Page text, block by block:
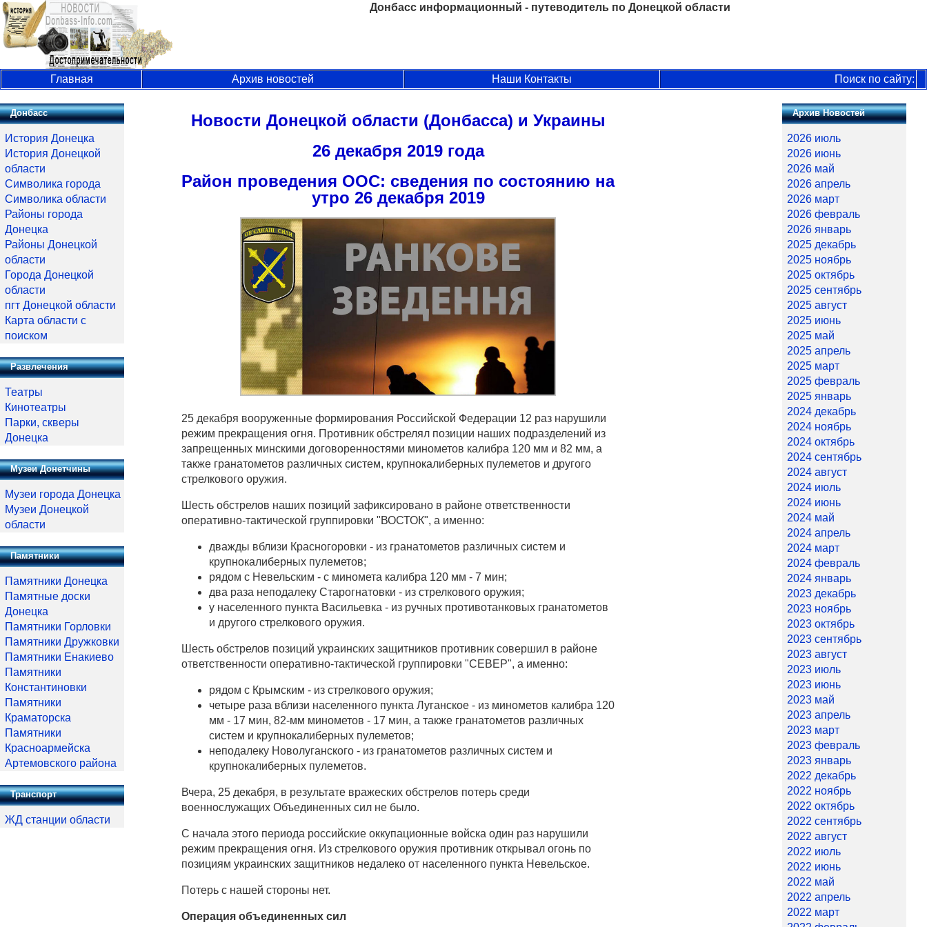
Донбасс информационный - путеводитель по Донецкой области
Главная Архив новостей Наши Контакты Поиск по сайту:
Новости Донецкой области (Донбасса) и Украины
26 декабря 2019 года
Район проведения ООС: сведения по состоянию на
утро 26 декабря 2019
25 декабря вооруженные формирования Российской Федерации 12 раз нарушили
режим прекращения огня. Противник обстрелял позиции наших подразделений из
запрещенных минскими договоренностями минометов калибра 120 мм и 82 мм, а
также гранатометов различных систем, крупнокалиберных пулеметов и другого
стрелкового оружия.
Шесть обстрелов наших позиций зафиксировано в районе ответственности
оперативно-тактической группировки "ВОСТОК", а именно:
дважды вблизи Красногоровки - из гранатометов различных систем и
крупнокалиберных пулеметов;
рядом с Невельским - с миномета калибра 120 мм - 7 мин;
два раза неподалеку Старогнатовки - из стрелкового оружия;
у населенного пункта Васильевка - из ручных противотанковых гранатометов
и другого стрелкового оружия.
Шесть обстрелов позиций украинских защитников противник совершил в районе
ответственности оперативно-тактической группировки "СЕВЕР", а именно:
рядом с Крымским - из стрелкового оружия;
четыре раза вблизи населенного пункта Луганское - из минометов калибра 120
мм - 17 мин, 82-мм минометов - 17 мин, а также гранатометов различных
систем и крупнокалиберных пулеметов;
неподалеку Новолуганского - из гранатометов различных систем и
крупнокалиберных пулеметов.
Вчера, 25 декабря, в результате вражеских обстрелов потерь среди
военнослужащих Объединенных сил не было.
С начала этого периода российские оккупационные войска один раз нарушили
режим прекращения огня. Из стрелкового оружия противник открывал огонь по
позициям украинских защитников недалеко от населенного пункта Невельское.
Потерь с нашей стороны нет.
Операция объединенных сил
Донбасс
История Донецка
История Донецкой
области
Символика города
Символика области
Районы города
Донецка
Районы Донецкой
области
Города Донецкой
области
пгт Донецкой области
Карта области с
поиском
Развлечения
Театры
Кинотеатры
Парки, скверы
Донецка
Музеи Донетчины
Музеи города Донецка
Музеи Донецкой
области
Памятники
Памятники Донецка
Памятные доски
Донецка
Памятники Горловки
Памятники Дружковки
Памятники Енакиево
Памятники
Константиновки
Памятники
Краматорска
Памятники
Красноармейска
Артемовского района
Транспорт
ЖД станции области
Архив Новостей
2026 июль
2026 июнь
2026 май
2026 апрель
2026 март
2026 февраль
2026 январь
2025 декабрь
2025 ноябрь
2025 октябрь
2025 сентябрь
2025 август
2025 июнь
2025 май
2025 апрель
2025 март
2025 февраль
2025 январь
2024 декабрь
2024 ноябрь
2024 октябрь
2024 сентябрь
2024 август
2024 июль
2024 июнь
2024 май
2024 апрель
2024 март
2024 февраль
2024 январь
2023 декабрь
2023 ноябрь
2023 октябрь
2023 сентябрь
2023 август
2023 июль
2023 июнь
2023 май
2023 апрель
2023 март
2023 февраль
2023 январь
2022 декабрь
2022 ноябрь
2022 октябрь
2022 сентябрь
2022 август
2022 июль
2022 июнь
2022 май
2022 апрель
2022 март